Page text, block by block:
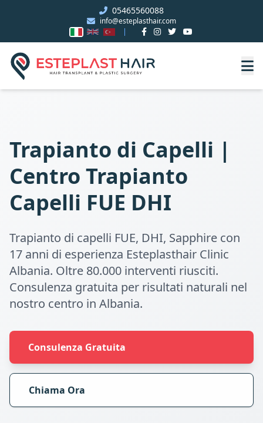
05465560088
info@esteplasthair.com
Trapianto di Capelli |
Centro Trapianto
Capelli FUE DHI
Trapianto di capelli FUE, DHI, Sapphire con
17 anni di esperienza Esteplasthair Clinic
Albania. Oltre 80.000 interventi riusciti.
Consulenza gratuita per risultati naturali nel
nostro centro in Albania.
Consulenza Gratuita
Chiama Ora